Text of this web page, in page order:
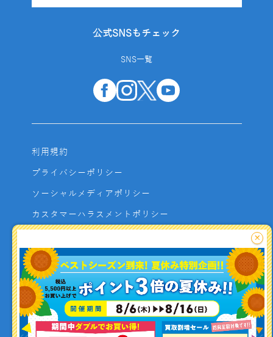
釣り情報を
公式SNSもチェック
SNS一覧
利用規約
プライバシーポリシー
ソーシャルメディアポリシー
カスタマーハラスメントポリシー
よくあるご質問
お問い合わせ
利用者資金の保全方法
×